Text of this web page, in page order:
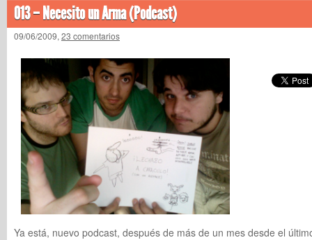
013 – Necesito un Arma (Podcast)
09/06/2009, 23 comentarios
Ya está, nuevo podcast, después de más de un mes desde el